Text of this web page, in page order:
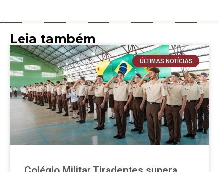
Leia também
ÚLTIMAS NOTÍCIAS